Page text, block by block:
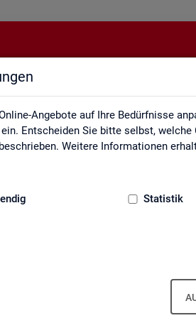
Angebote auf Ihre Bedürfnisse
Entscheiden Sie bitte selbst,
Weitere Informationen
Statistik
Inhalt